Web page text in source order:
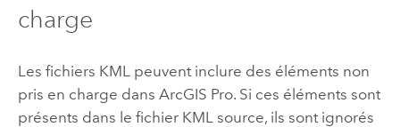
charge
Les fichiers KML peuvent inclure des éléments non
pris en charge dans ArcGIS Pro. Si ces éléments sont
présents dans le fichier KML source, ils sont ignorés